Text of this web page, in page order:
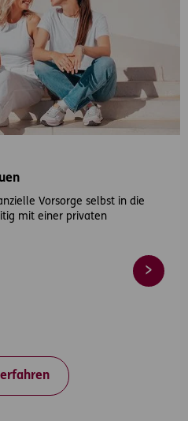
Vorsorge selbst in die
mit einer privaten